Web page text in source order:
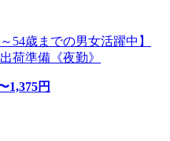
54歳までの男女活躍中】
荷準備《夜勤》
1,375円